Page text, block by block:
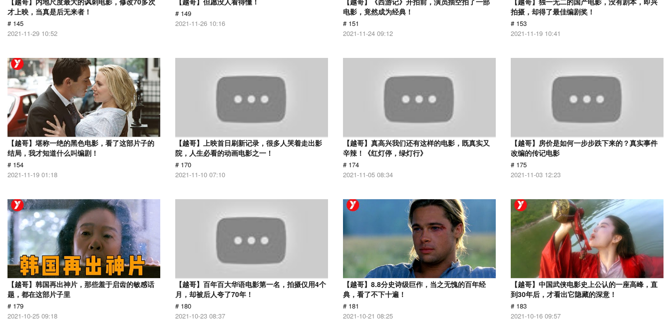
才上映，当真是后无来者！
# 145
2021-11-29 10:52
# 149
2021-11-26 10:16
电影，竟然成为经典！
# 151
2021-11-24 09:12
拍摄，却得了最佳编剧奖！
# 153
2021-11-19 10:41
【越哥】堪称一绝的黑色电影，看了这部片子的
结局，我才知道什么叫编剧！
# 154
2021-11-19 01:18
【越哥】上映首日刷新记录，很多人哭着走出影
院，人生必看的动画电影之一！
# 170
2021-11-10 07:10
【越哥】真高兴我们还有这样的电影，既真实又
辛辣！《红灯停，绿灯行》
# 174
2021-11-05 08:34
【越哥】房价是如何一步步跌下来的？真实事件
改编的传记电影
# 175
2021-11-03 12:23
【越哥】韩国再出神片，那些羞于启齿的敏感话
题，都在这部片子里
# 179
2021-10-25 09:18
【越哥】百年百大华语电影第一名，拍摄仅用4个
月，却被后人夸了70年！
# 180
2021-10-23 08:37
【越哥】8.8分史诗级巨作，当之无愧的百年经
典，看了不下十遍！
# 181
2021-10-21 08:25
【越哥】中国武侠电影史上公认的一座高峰，直
到30年后，才看出它隐藏的深意！
# 183
2021-10-16 09:57